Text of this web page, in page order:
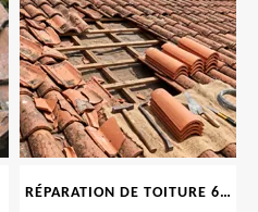
RÉPARATION DE TOITURE 69 RHONE, TUILES CASSÉES OU ABIMÉES